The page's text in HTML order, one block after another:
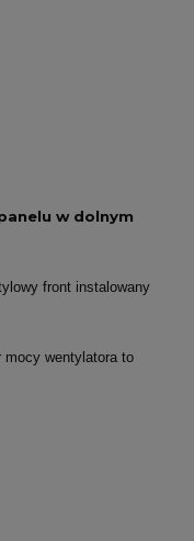
w dolnym
front instalowany
mocy wentylatora to